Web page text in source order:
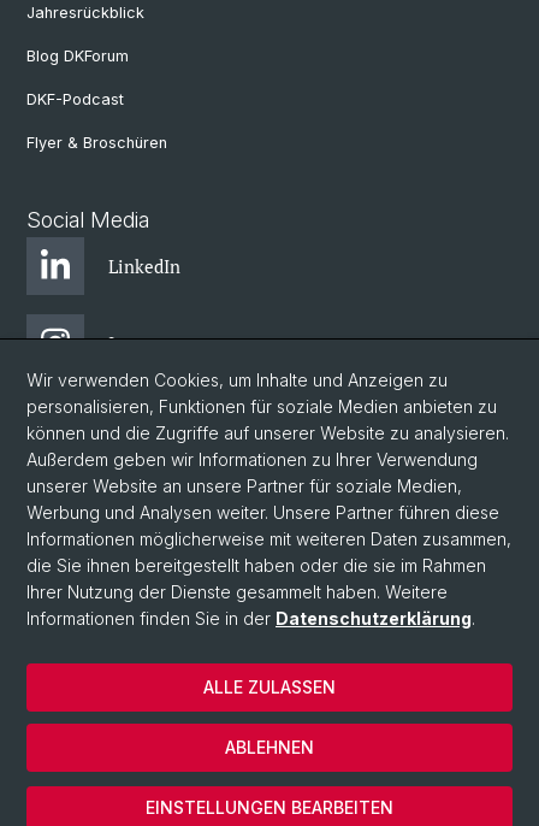
Jahresrückblick
Blog DKForum
DKF-Podcast
Flyer & Broschüren
Social Media
LinkedIn
Instagram
Bluesky
Vimeo
YouTube
© Universität Basel
Wir verwenden Cookies, um Inhalte und Anzeigen zu
personalisieren, Funktionen für soziale Medien anbieten zu
können und die Zugriffe auf unserer Website zu analysieren.
Außerdem geben wir Informationen zu Ihrer Verwendung
unserer Website an unsere Partner für soziale Medien,
Werbung und Analysen weiter. Unsere Partner führen diese
Informationen möglicherweise mit weiteren Daten zusammen,
die Sie ihnen bereitgestellt haben oder die sie im Rahmen
Ihrer Nutzung der Dienste gesammelt haben. Weitere
Informationen finden Sie in der Datenschutzerklärung.
EINSTELLUNGEN BEARBEITEN
ABLEHNEN
ALLE ZULASSEN